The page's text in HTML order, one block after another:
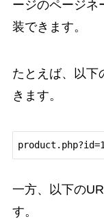
ージのページネ
装できます。
たとえば、以下
きます。
一方、以下の
す。